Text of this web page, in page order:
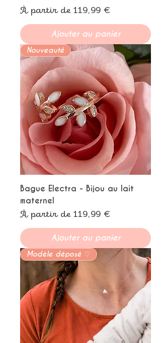
À partir de 119,99 €
Prix promotionnel
Ajouter au panier
Nouveauté
Bague Electra - Bijou au lait
maternel
À partir de 119,99 €
Prix promotionnel
Ajouter au panier
Modèle déposé ♡